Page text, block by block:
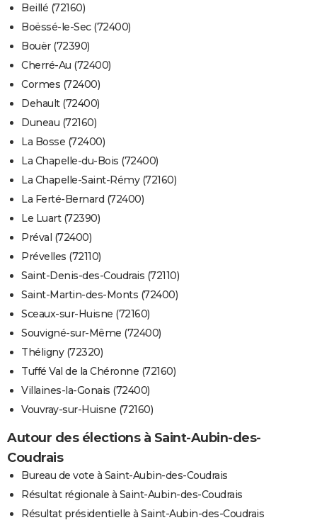
Beillé (72160)
Boëssé-le-Sec (72400)
Bouër (72390)
Cherré-Au (72400)
Cormes (72400)
Dehault (72400)
Duneau (72160)
La Bosse (72400)
La Chapelle-du-Bois (72400)
La Chapelle-Saint-Rémy (72160)
La Ferté-Bernard (72400)
Le Luart (72390)
Préval (72400)
Prévelles (72110)
Saint-Denis-des-Coudrais (72110)
Saint-Martin-des-Monts (72400)
Sceaux-sur-Huisne (72160)
Souvigné-sur-Même (72400)
Théligny (72320)
Tuffé Val de la Chéronne (72160)
Villaines-la-Gonais (72400)
Vouvray-sur-Huisne (72160)
Autour des élections à Saint-Aubin-des-
Coudrais
Bureau de vote à Saint-Aubin-des-Coudrais
Résultat régionale à Saint-Aubin-des-Coudrais
Résultat présidentielle à Saint-Aubin-des-Coudrais